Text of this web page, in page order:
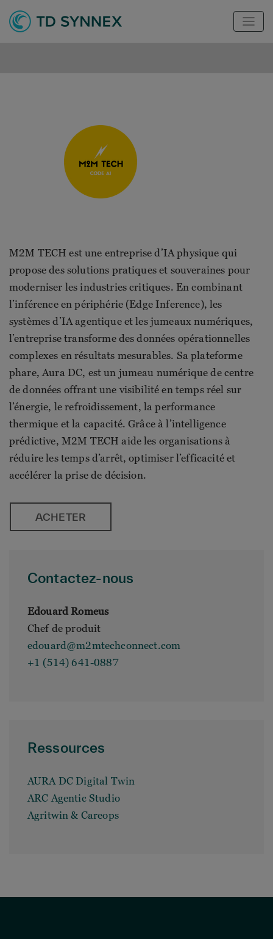
M2M TECH est une entreprise d’IA physique qui
propose des solutions pratiques et souveraines pour
moderniser les industries critiques. En combinant
l’inférence en périphérie (Edge Inference), les
systèmes d’IA agentique et les jumeaux numériques,
l’entreprise transforme des données opérationnelles
complexes en résultats mesurables. Sa plateforme
phare, Aura DC, est un jumeau numérique de centre
de données offrant une visibilité en temps réel sur
l’énergie, le refroidissement, la performance
thermique et la capacité. Grâce à l’intelligence
prédictive, M2M TECH aide les organisations à
réduire les temps d’arrêt, optimiser l’efficacité et
accélérer la prise de décision.
ACHETER
Contactez-nous
Edouard Romeus
Chef de produit
edouard@m2mtechconnect.com
+1 (514) 641-0887
Ressources
AURA DC Digital Twin
ARC Agentic Studio
Agritwin & Careops